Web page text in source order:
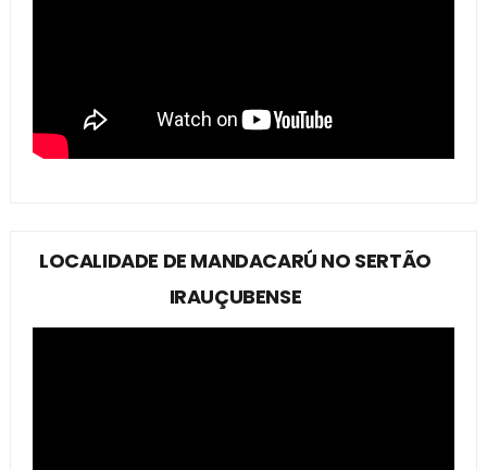
LOCALIDADE DE MANDACARÚ NO SERTÃO
IRAUÇUBENSE